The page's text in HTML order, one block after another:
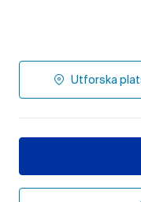
Utforska